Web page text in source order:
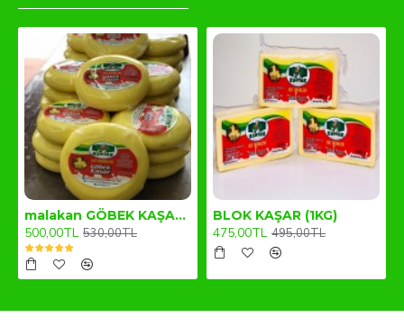
malakan GÖBEK KAŞAR (1KG)
500,00TL 530,00TL
BLOK KAŞAR (1KG)
475,00TL 495,00TL